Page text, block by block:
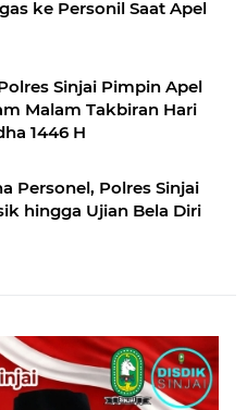
ke Personil Saat Apel
Sinjai Pimpin Apel
Malam Takbiran Hari
1446 H
Personel, Polres Sinjai
hingga Ujian Bela Diri